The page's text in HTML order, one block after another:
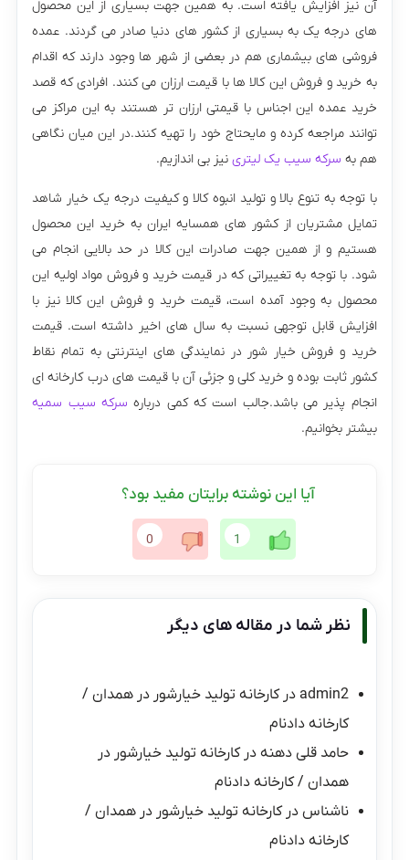
آن نیز افزایش یافته است. به همین جهت بسیاری از این محصول
های درجه یک به بسیاری از کشور های دنیا صادر می گردند. عمده
فروشی های بیشماری هم در بعضی از شهر ها وجود دارند که اقدام
به خرید و فروش این کالا ها با قیمت ارزان می کنند. افرادی که قصد
خرید عمده این اجناس با قیمتی ارزان تر هستند به این مراکز می
توانند مراجعه کرده و مایحتاج خود را تهیه کنند.در این میان نگاهی
هم به سرکه سیب یک لیتری نیز بی اندازیم.
با توجه به تنوع بالا و تولید انبوه کالا و کیفیت درجه یک خیار شاهد
تمایل مشتریان از کشور های همسایه ایران به خرید این محصول
هستیم و از همین جهت صادرات این کالا در حد بالایی انجام می
شود. با توجه به تغییراتی که در قیمت خرید و فروش مواد اولیه این
محصول به وجود آمده است، قیمت خرید و فروش این کالا نیز با
افزایش قابل توجهی نسبت به سال های اخیر داشته است. قیمت
خرید و فروش خیار شور در نمایندگی های اینترنتی به تمام نقاط
کشور ثابت بوده و خرید کلی و جزئی آن با قیمت های درب کارخانه ای
انجام پذیر می باشد.جالب است که کمی درباره سرکه سیب سمیه
بیشتر بخوانیم.
آیا این نوشته برایتان مفید بود؟
1
0
نظر شما در مقاله های دیگر
admin2 درکارخانه تولید خیارشور در همدان /
کارخانه دادنام
حامد قلی دهنه درکارخانه تولید خیارشور در
همدان / کارخانه دادنام
ناشناس درکارخانه تولید خیارشور در همدان /
کارخانه دادنام